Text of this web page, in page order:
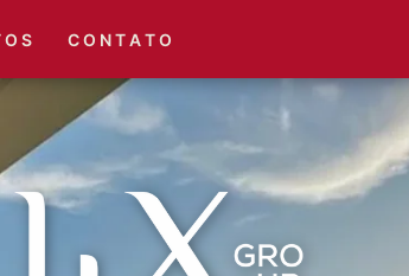
(51) 3416-6660
O S C O N T A T O